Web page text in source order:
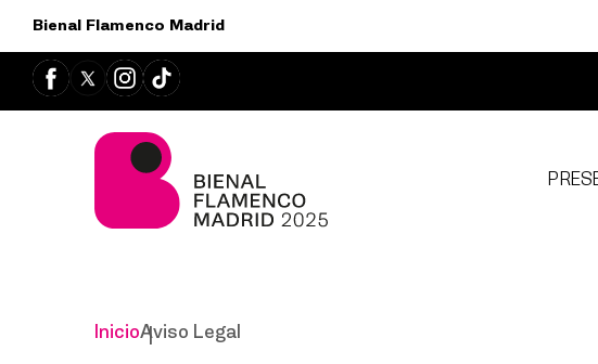
Bienal Flamenco Madrid
InicioAviso Legal